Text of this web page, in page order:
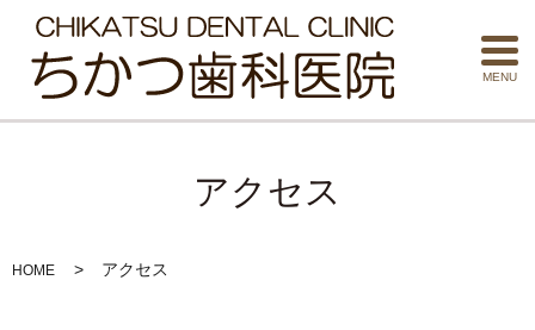
MENU
アクセス
HOME アクセス